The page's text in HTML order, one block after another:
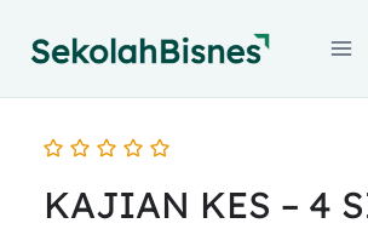
KAJIAN KES – 4